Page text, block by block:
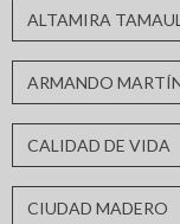
ALTAMIRA
ARMANDO
CALIDAD DE VIDA
CIUDAD MADERO